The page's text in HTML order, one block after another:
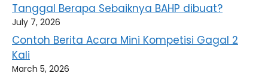
Tanggal Berapa Sebaiknya BAHP dibuat?
July 7, 2026
Contoh Berita Acara Mini Kompetisi Gagal 2
Kali
March 5, 2026